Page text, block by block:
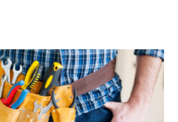
services
Machine à laver